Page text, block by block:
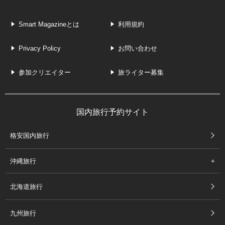
Smart Magazineとは 利用規約
Privacy Policy お問い合わせ
参加クリエイター 旅ライター募集
国内旅行予約サイト
格安国内旅行
沖縄旅行
北海道旅行
九州旅行